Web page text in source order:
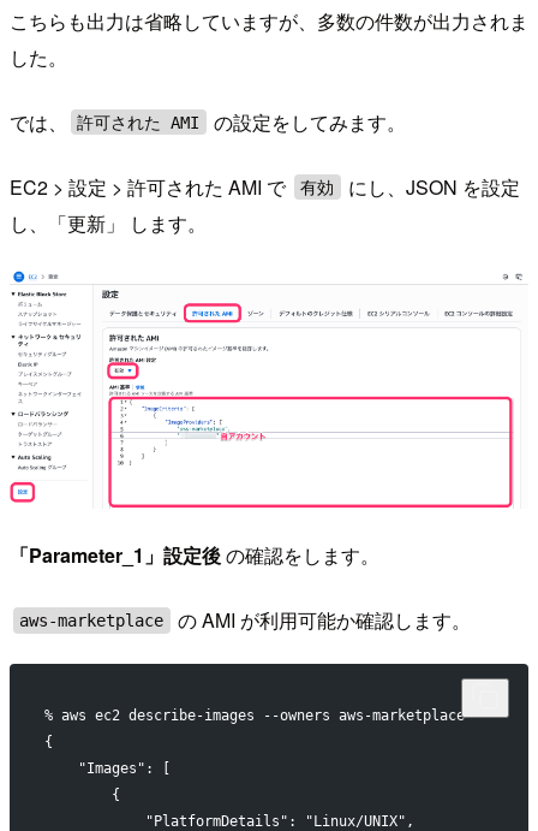
こちらも出力は省略していますが、多数の件数が出力されま
した。
では、 許可された AMI の設定をしてみます。
EC2 > 設定 > 許可された AMI で 有効
にし、JSON を設定
し、「更新」 します。
「Parameter_1」設定後の確認をします。
aws-marketplace の AMI が利用可能か確認します。
% aws ec2 describe-images --owners aws-marketplace
{
    "Images": [
        {
            "PlatformDetails": "Linux/UNIX",